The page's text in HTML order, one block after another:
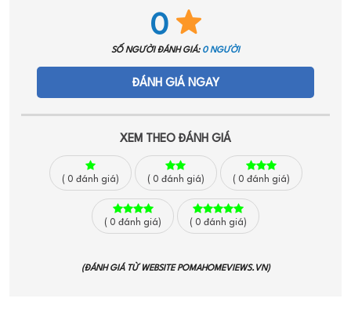
0
SỐ NGƯỜI ĐÁNH GIÁ: 0 NGƯỜI
ĐÁNH GIÁ NGAY
XEM THEO ĐÁNH GIÁ
( 0 đánh giá) ( 0 đánh giá) ( 0 đánh giá)
( 0 đánh giá) ( 0 đánh giá)
(ĐÁNH GIÁ TỪ WEBSITEPOMAHOMEVIEWS.VN)